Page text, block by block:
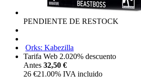
PENDIENTE DE RESTOCK
Orks: Kabezilla
Tarifa Web 2.020% descuento
Antes 32,50 €
26 €21.00% IVA incluido